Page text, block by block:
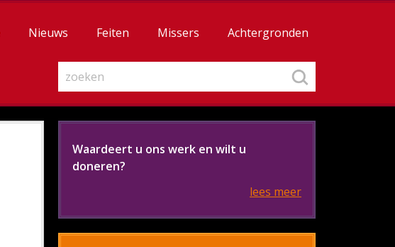
Nieuws Feiten Missers Achtergronden
Waardeert u ons werk en wilt u
doneren?
lees meer